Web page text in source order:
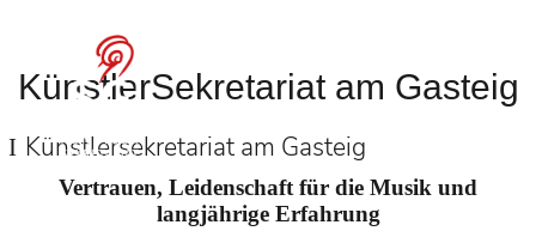
in allen vier Teilen des
"Ring des Nibelungen"
María Dueñas
auf Tour
KünstlerSekretariat am Gasteig
Künstler­sekretariat am Gasteig
Vertrauen, Leidenschaft für die Musik und
langjährige Erfahrung